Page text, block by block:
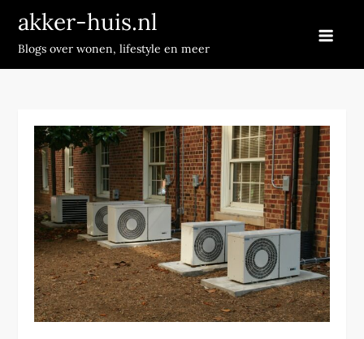
content
akker-huis.nl
Blogs over wonen, lifestyle en meer